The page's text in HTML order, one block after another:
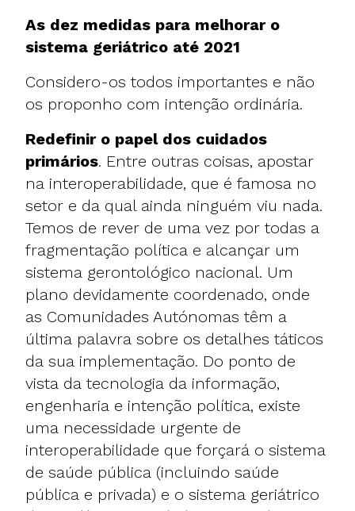
As dez medidas para melhorar o
sistema geriátrico até 2021
Considero-os todos importantes e não
os proponho com intenção ordinária.
Redefinir o papel dos cuidados
primários. Entre outras coisas, apostar
na interoperabilidade, que é famosa no
setor e da qual ainda ninguém viu nada.
Temos de rever de uma vez por todas a
fragmentação política e alcançar um
sistema gerontológico nacional. Um
plano devidamente coordenado, onde
as Comunidades Autónomas têm a
última palavra sobre os detalhes táticos
da sua implementação. Do ponto de
vista da tecnologia da informação,
engenharia e intenção política, existe
uma necessidade urgente de
interoperabilidade que forçará o sistema
de saúde pública (incluindo saúde
pública e privada) e o sistema geriátrico